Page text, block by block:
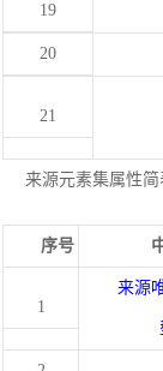
19
20
21
来源元素集属性简
序号
1
来源